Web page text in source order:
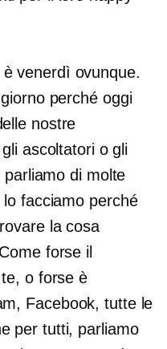
venerdì ovunque.
perché oggi
nostre
ascoltatori o gli
di molte
facciamo perché
la cosa
forse il
o forse è
Facebook, tutte le
per tutti, parliamo